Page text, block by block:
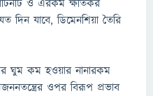
ও এরকম ক্ষতিকর
দিন যাবে, ডিমেনশিয়া তৈরি
ঘুম কম হওয়ার নানারকম
ওপর বিরূপ প্রভাব